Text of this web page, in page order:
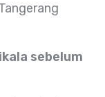
sebelum